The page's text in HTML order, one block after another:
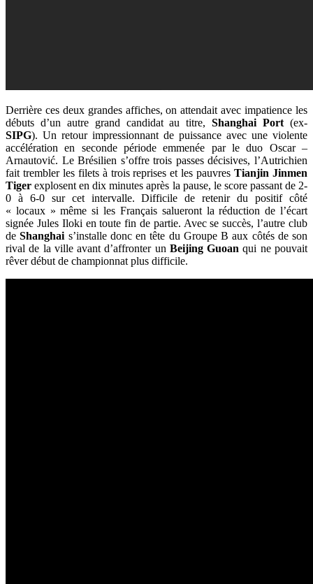
Derrière ces deux grandes affiches, on attendait avec impatience les
débuts d’un autre grand candidat au titre,Shanghai Port (ex-
SIPG). Un retour impressionnant de puissance avec une violente
accélération en seconde période emmenée par le duo Oscar –
Arnautović. Le Brésilien s’offre trois passes décisives, l’Autrichien
fait trembler les filets à trois reprises et les pauvresTianjin Jinmen
Tiger explosent en dix minutes après la pause, le score passant de 2-
0 à 6-0 sur cet intervalle. Difficile de retenir du positif côté
« locaux » même si les Français salueront la réduction de l’écart
signée Jules Iloki en toute fin de partie. Avec se succès, l’autre club
deShanghai s’installe donc en tête du Groupe B aux côtés de son
rival de la ville avant d’affronter un Beijing Guoan qui ne pouvait
rêver début de championnat plus difficile.